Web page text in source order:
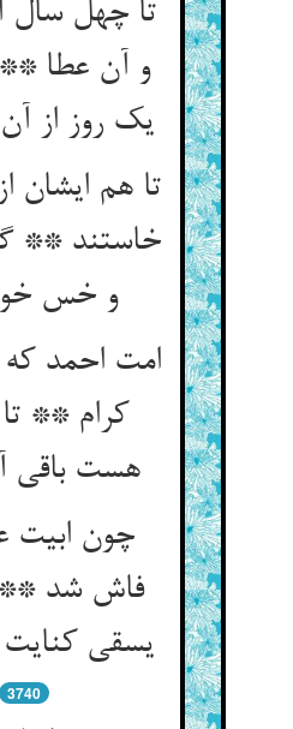
تا چهل سال
و آن عطا
یک روز از
تا هم ایشان
خاستند **
و خس
امت احمد که
کرام **
هست باقی آن طعام‌‌
چون ابیت
فاش شد **
یسقی
3740